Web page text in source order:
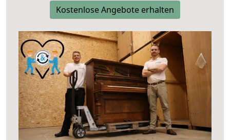
Kostenlose Angebote erhalten